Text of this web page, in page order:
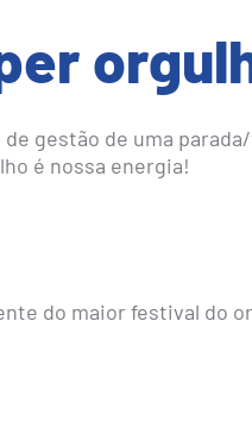
gestão de uma
é nossa energia!
do maior festival do